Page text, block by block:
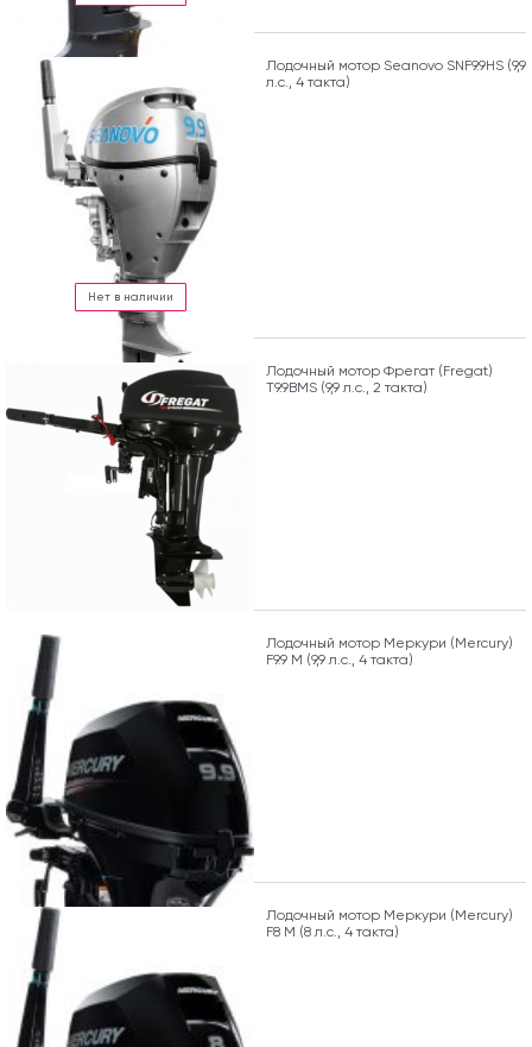
Нет в наличии
Лодочный мотор Seanovo SNF9.9HS (9,9
л.с., 4 такта)
Лодочный мотор Фрегат (Fregat)
Т9.9ВМS (9,9 л.с., 2 такта)
Лодочный мотор Меркури (Mercury)
F9.9 M (9,9 л.с., 4 такта)
Лодочный мотор Меркури (Mercury)
F8 M (8 л.с., 4 такта)